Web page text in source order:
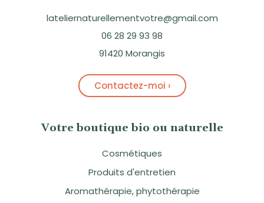
lateliernaturellementvotre@gmail.com
06 28 29 93 98
91420 Morangis
Contactez-moi ›
Votre boutique bio ou naturelle
Cosmétiques
Produits d'entretien
Aromathérapie, phytothérapie